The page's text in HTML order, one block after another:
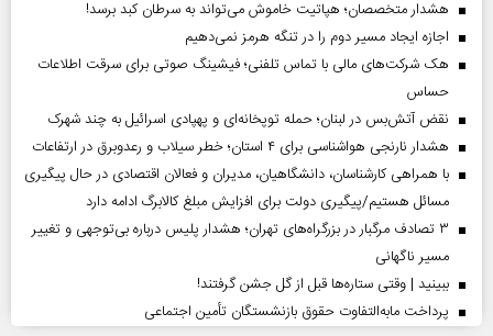
هشدار متخصصان؛ هپاتیت خاموش می‌تواند به سرطان کبد برسد!
اجازه ایجاد مسیر دوم را در تنگه هرمز نمی‌دهیم
هک شرکت‌های مالی با تماس تلفنی؛ فیشینگ صوتی برای سرقت اطلاعات
حساس
نقض آتش‌بس در لبنان؛ حمله توپخانه‌ای و پهپادی اسرائیل به چند شهرک
هشدار نارنجی هواشناسی برای ۴ استان؛ خطر سیلاب و رعدوبرق در ارتفاعات
با همراهی کارشناسان، دانشگاهیان، مدیران و فعالان اقتصادی در حال پیگیری
مسائل هستیم/پیگیری دولت برای افزایش مبلغ کالابرگ ادامه دارد
۳ تصادف مرگبار در بزرگراه‌های تهران؛ هشدار پلیس درباره بی‌توجهی و تغییر
مسیر ناگهانی
ببینید | وقتی ستاره‌ها قبل از گل جشن گرفتند!
پرداخت مابه‌التفاوت حقوق بازنشستگان تأمین اجتماعی